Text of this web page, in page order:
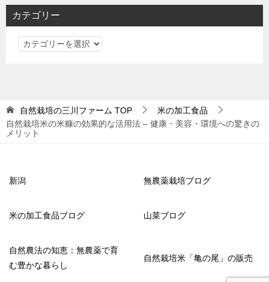
カテゴリー
カ
自然栽培の三川ファーム TOP
米の加工食品
自然栽培米の米糠の効果的な活用法 – 健康・美容・環境への驚きの
メリット
新潟 無農薬栽培ブログ
米の加工食品ブログ 山菜ブログ
自然農法の知恵：無農薬で育
む豊かな暮らし
自然栽培米「亀の尾」の販売